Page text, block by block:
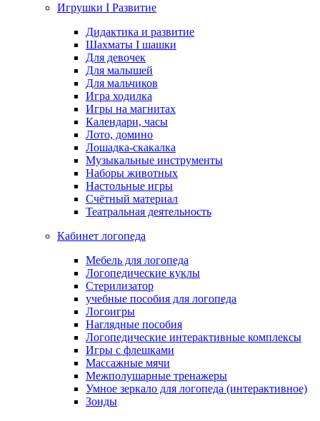
Игрушки I Развитие
Дидактика и развитие
Шахматы I шашки
Для девочек
Для малышей
Для мальчиков
Игра ходилка
Игры на магнитах
Календари, часы
Лото, домино
Лошадка-скакалка
Музыкальные инструменты
Наборы животных
Настольные игры
Счётный материал
Театральная деятельность
Кабинет логопеда
Мебель для логопеда
Логопедические куклы
Стерилизатор
учебные пособия для логопеда
Логоигры
Наглядные пособия
Логопедические интерактивные комплексы
Игры с флешками
Массажные мячи
Межполушарные тренажеры
Умное зеркало для логопеда (интерактивное)
Зонды